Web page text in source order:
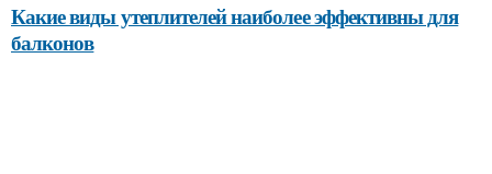
Какие виды утеплителей наиболее эффективны для
балконов